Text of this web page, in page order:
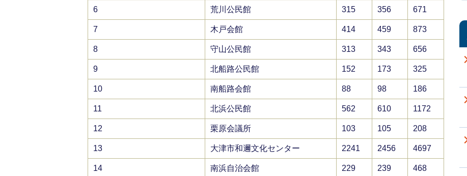
6 荒川公民館 315 356 671
7 木戸会館 414 459 873
8 守山公民館 313 343 656
9 北船路公民館 152 173 325
10 南船路会館 88 98 186
11 北浜公民館 562 610 1172
12 栗原会議所 103 105 208
13 大津市和邇文化センター 2241 2456 4697
14 南浜自治会館 229 239 468